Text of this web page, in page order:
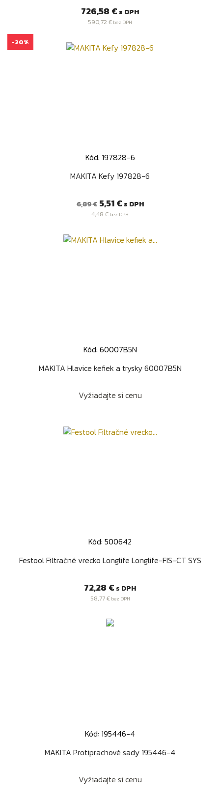
Cena
726,58 € s DPH
590,72 € bez DPH
Kód: 197828-6
MAKITA Kefy 197828-6
Bežná
cena
6,89 € Cena
5,51 € s DPH
4,48 € bez DPH
-20%
Kód: 60007B5N
MAKITA Hlavice kefiek a trysky 60007B5N
Vyžiadajte si cenu
Kód: 500642
Festool Filtračné vrecko Longlife Longlife-FIS-CT SYS
Cena
72,28 € s DPH
58,77 €bez DPH
Kód: 195446-4
MAKITA Protiprachové sady 195446-4
Vyžiadajte si cenu